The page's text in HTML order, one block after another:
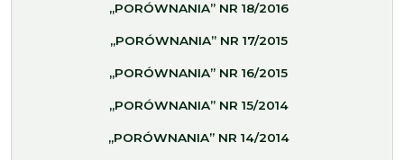
„PORÓWNANIA” NR 18/2016
„PORÓWNANIA” NR 17/2015
„PORÓWNANIA” NR 16/2015
„PORÓWNANIA” NR 15/2014
„PORÓWNANIA” NR 14/2014